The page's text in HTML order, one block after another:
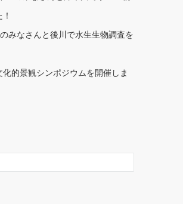
みなさんと後川で水生生物調査を
的景観シンポジウムを開催しま